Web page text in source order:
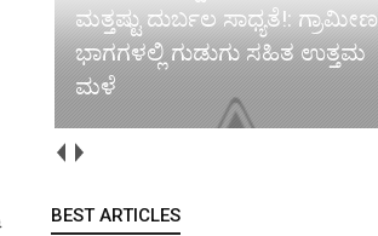
ಮತ್ತಷ್ಟು ದುರ್ಬಲ ಸಾಧ್ಯತೆ!: ಗ್ರಾಮೀಣ
ಭಾಗಗಳಲ್ಲಿ ಗುಡುಗು ಸಹಿತ ಉತ್ತಮ
ಮಳೆ
BEST ARTICLES